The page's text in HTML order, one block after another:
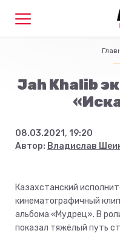
Jah Khalib
08.03.2021, 19:20
Автор: Владислав
Казахстанский
кинематографичный
альбома «Мудрец». В
показал тяжёлый путь